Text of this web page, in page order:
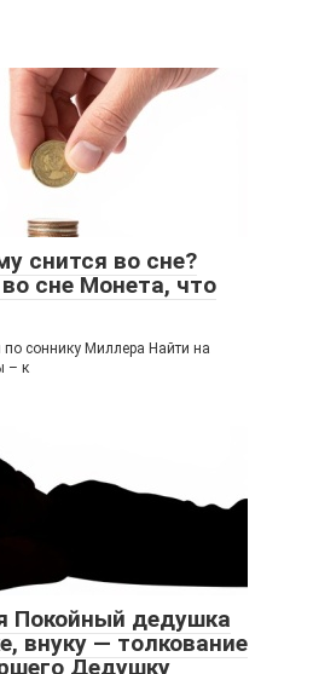
снится во сне?
сне Монета, что
соннику Миллера Найти на
– к
Покойный дедушка
внуку — толкование
Дедушку